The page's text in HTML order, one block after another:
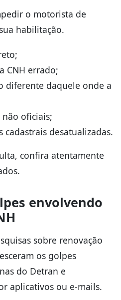
o motorista de
habilitação.
CNH errado;
diferente daquele onde a
não oficiais;
desatualizadas.
confira atentamente
envolvendo
sobre renovação
os golpes
do Detran e
aplicativos ou e-mails.